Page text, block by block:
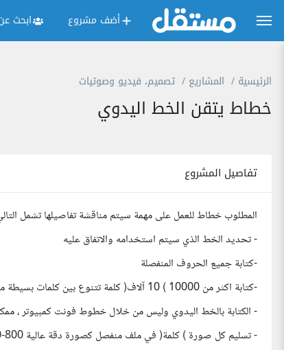
أضف مشروع ابحث
الرئيسية المشاريع تصميم، فيديو وصوتيات
خطاط يتقن الخط اليدوي
تفاصيل المشروع
المطلوب خطاط للعمل على مهمة سيتم مناقشة تفاصيلها تشمل
- تحديد الخط الذي سيتم استخدامه والاتفاق عليه
-كتابة جميع الحروف المنفصلة
-كتابة اكثر من 10000 ) 10 آلاف( كلمة تتنوع بين كلمات بسيطة من حرف او حرفين وكلمات تشمل حروف مركبة وكلمات طويلة
- الكتابة بالخط اليدوي وليس من خلال خطوط فونت كمبيوتر ،
- تسليم كل صورة ) كلمة( في ملف منفصل كصورة دقة عالية 800-800 ولا يلزم اي مصادر للكاتبة